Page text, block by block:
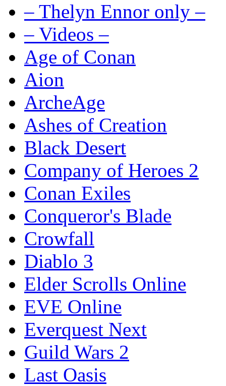
– Thelyn Ennor only –
– Videos –
Age of Conan
Aion
ArcheAge
Ashes of Creation
Black Desert
Company of Heroes 2
Conan Exiles
Conqueror's Blade
Crowfall
Diablo 3
Elder Scrolls Online
EVE Online
Everquest Next
Guild Wars 2
Last Oasis